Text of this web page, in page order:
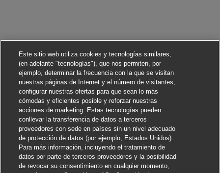
Este sitio web utiliza cookies y tecnologías similares,
(en adelante "tecnologías"), que nos permiten, por
ejemplo, determinar la frecuencia con la que se visitan
nuestras páginas de Internet y el número de visitantes,
configurar nuestras ofertas para que sean lo más
cómodas y eficientes posible y reforzar nuestras
acciones de marketing. Estas tecnologías pueden
conllevar la transferencia de datos a terceros
proveedores con sede en países sin un nivel adecuado
de protección de datos (por ejemplo, Estados Unidos).
Para más información, incluyendo el tratamiento de
datos por parte de terceros proveedores y la posibilidad
de revocar su consentimiento en cualquier momento,